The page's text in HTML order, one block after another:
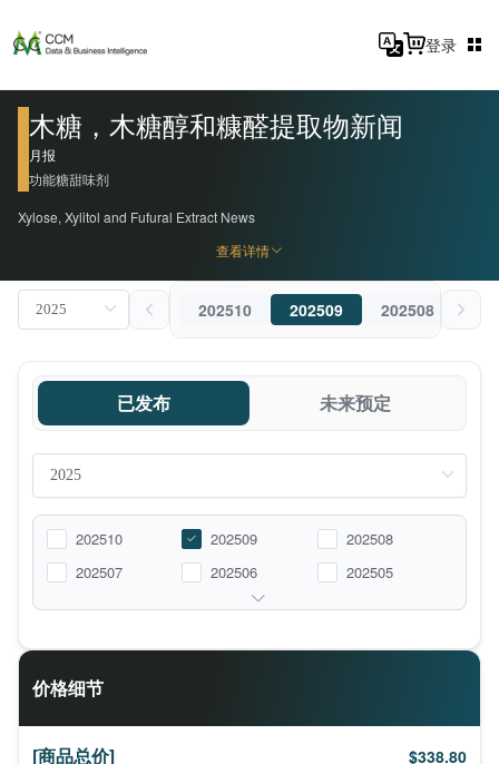
登录
木糖，木糖醇和糠醛提取物新闻
月报
功能糖甜味剂
Xylose, Xylitol and Fufural Extract News
查看详情
202510 202509 202508
已发布 未来预定
202510 202509
202508
202507
202506 202505
价格细节
[商品总价] $338.80